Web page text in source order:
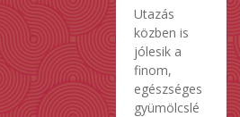
Utazás
közben is
jólesik a
finom,
egészséges
gyümölcslé